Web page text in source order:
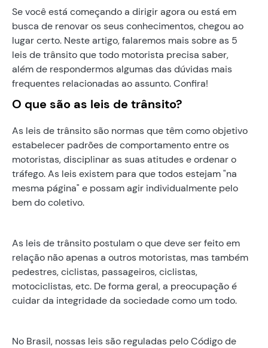
Se você está começando a dirigir agora ou está em
busca de renovar os seus conhecimentos, chegou ao
lugar certo. Neste artigo, falaremos mais sobre as 5
leis de trânsito que todo motorista precisa saber,
além de respondermos algumas das dúvidas mais
frequentes relacionadas ao assunto. Confira!
O que são as leis de trânsito?
As leis de trânsito são normas que têm como objetivo
estabelecer padrões de comportamento entre os
motoristas, disciplinar as suas atitudes e ordenar o
tráfego. As leis existem para que todos estejam "na
mesma página" e possam agir individualmente pelo
bem do coletivo.
As leis de trânsito postulam o que deve ser feito em
relação não apenas a outros motoristas, mas também
pedestres, ciclistas, passageiros, ciclistas,
motociclistas, etc. De forma geral, a preocupação é
cuidar da integridade da sociedade como um todo.
No Brasil, nossas leis são reguladas pelo Código de